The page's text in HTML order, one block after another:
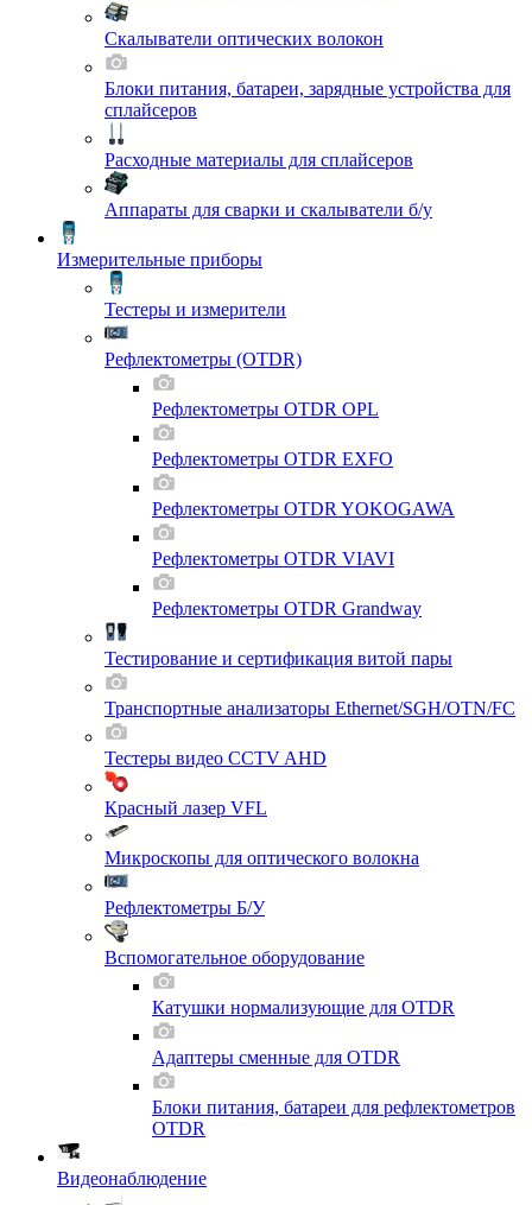
Скалыватели оптических волокон
Блоки питания, батареи, зарядные устройства для
сплайсеров
Расходные материалы для сплайсеров
Аппараты для сварки и скалыватели б/у
Измерительные приборы
Тестеры и измерители
Рефлектометры (OTDR)
Рефлектометры OTDR OPL
Рефлектометры OTDR EXFO
Рефлектометры OTDR YOKOGAWA
Рефлектометры OTDR VIAVI
Рефлектометры OTDR Grandway
Тестирование и сертификация витой пары
Транспортные анализаторы Ethernet/SGH/OTN/FC
Тестеры видео CCTV AHD
Красный лазер VFL
Микроскопы для оптического волокна
Рефлектометры Б/У
Вспомогательное оборудование
Катушки нормализующие для OTDR
Адаптеры сменные для OTDR
Блоки питания, батареи для рефлектометров
OTDR
Видеонаблюдение